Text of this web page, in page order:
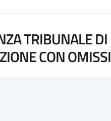
TRIBUNALE
CON